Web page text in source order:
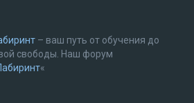
– ваш путь от обучения до
свободы. Наш форум
«